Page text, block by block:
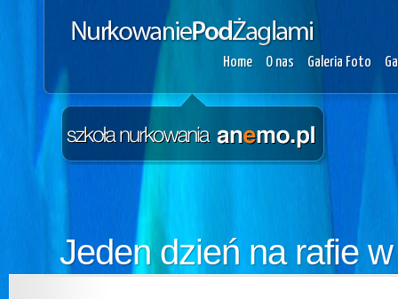
Home O nas Galeria Foto
Jeden dzień na rafie